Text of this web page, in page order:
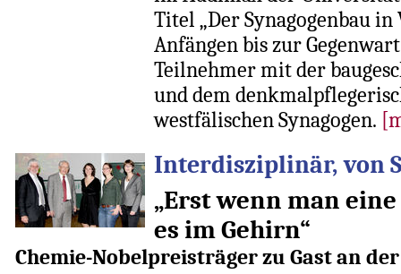
Titel „Der Synagogenbau
Anfängen bis zur
Teilnehmer mit der
und dem
westfälischen Synagogen.
Interdisziplinär, von
„Erst wenn man
es im Gehirn“
Chemie-Nobelpreisträger zu Gast an